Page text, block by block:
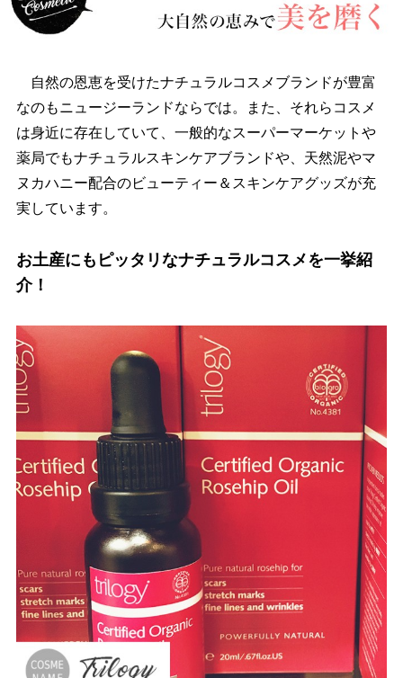
自然の恩恵を受けたナチュラルコスメブランドが豊富
なのもニュージーランドならでは。また、それらコスメ
は身近に存在していて、一般的なスーパーマーケット
薬局でもナチュラルスキンケアブランドや、天然泥やマ
ヌカハニー配合のビューティー＆スキンケアグッズが充
実しています。
お土産にもピッタリなナチュラルコスメを一挙紹
介！